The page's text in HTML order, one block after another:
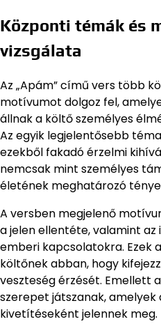
Központi témák és
vizsgálata
Az „Apám” című vers több
motívumot dolgoz fel,
állnak a költő személyes
Az egyik legjelentősebb
ezekből fakadó érzelmi
nemcsak mint személyes
életének meghatározó
A versben megjelenő
a jelen ellentéte, valamint az
emberi kapcsolatokra. Ezek
költőnek abban, hogy
veszteség érzését. Emellett
szerepet játszanak,
kivetítéseként jelennek meg.